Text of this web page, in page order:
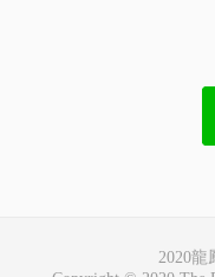
2020龍